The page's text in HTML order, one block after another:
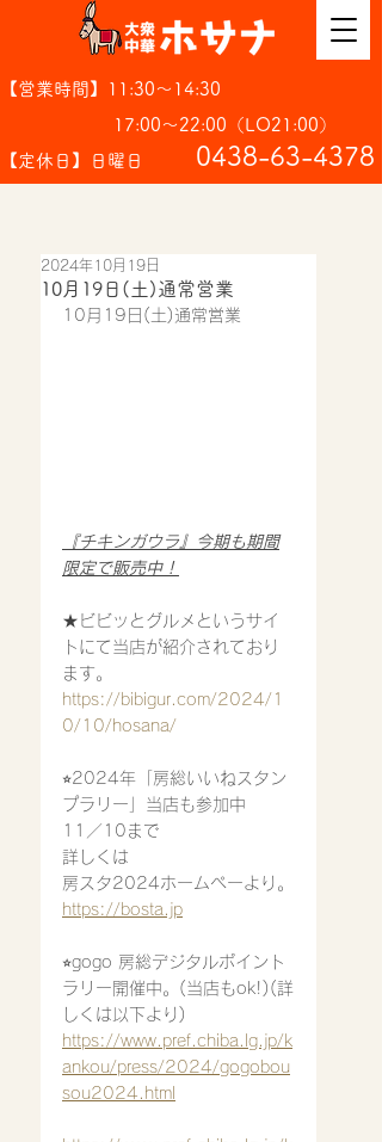
【営業時間】11:30～14:30
17:00～22:00（LO21:00）
【定休日】日曜日
​0438-63-4378
10月19日(土)通常営業
2024年10月19日
10月19日(土)通常営業
『チキンガウラ』今期も期間
限定で販売中！
★ビビッとグルメというサイ
トにて当店が紹介されており
ます。
https://bibigur.com/2024/1
0/10/hosana/
⭐︎2024年「房総いいねスタン
プラリー」当店も参加中
11／10まで
詳しくは
房スタ2024ホームペーより。
https://bosta.jp
⭐︎gogo 房総デジタルポイント
ラリー開催中。(当店もok!)(詳
しくは以下より)
https://www.pref.chiba.lg.jp/k
ankou/press/2024/gogobou
sou2024.html